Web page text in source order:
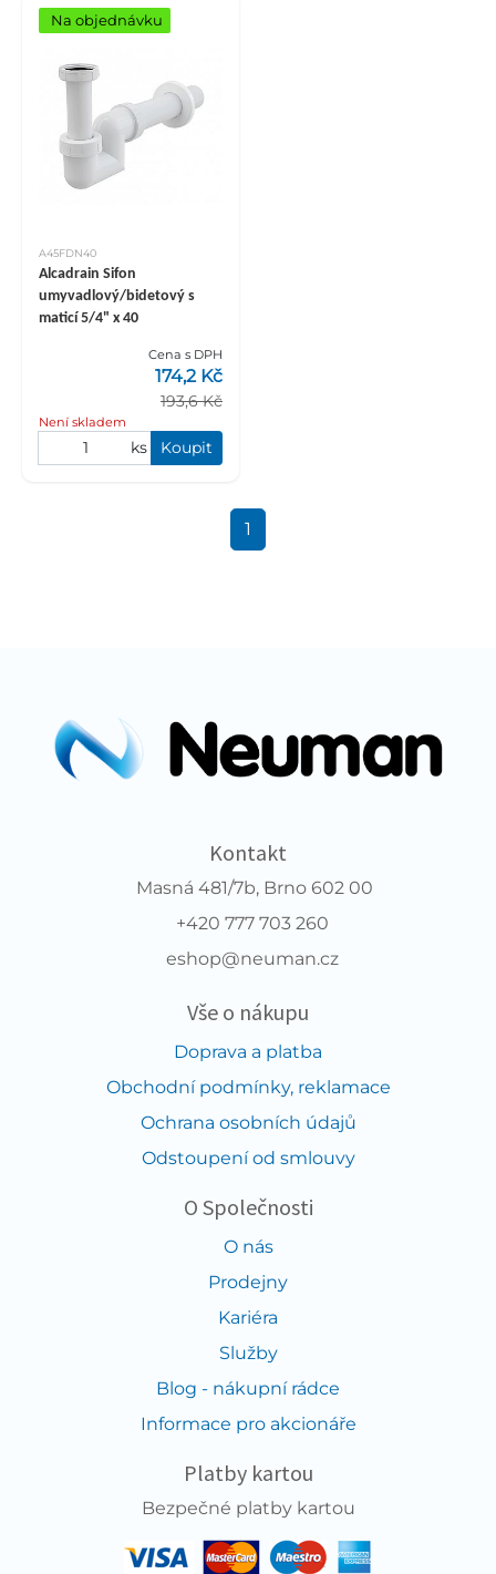
Na objednávku
A45FDN40
Alcadrain Sifon
umyvadlový/bidetový s
maticí 5/4" x 40
Cena s DPH
193,6 Kč
174,2 Kč
Není skladem
ks Koupit
1
Kontakt
Masná 481/7b, Brno 602 00
+420 777 703 260
eshop@neuman.cz
Vše o nákupu
Doprava a platba
Obchodní podmínky, reklamace
Ochrana osobních údajů
Odstoupení od smlouvy
O Společnosti
O nás
Prodejny
Kariéra
Služby
Blog - nákupní rádce
Informace pro akcionáře
Platby kartou
Bezpečné platby kartou